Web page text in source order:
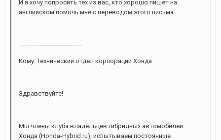
И я хочу попросить тех из вас, кто хорошо пишет на
английском помочь мне с переводом этого письма:
--------------------------------
Кому: Технический отдел корпорации Хонда
Здравствуйте!
Мы члены клуба владельцев гибридных автомобилей
Хонда (Honda-Hybrid.ru), испытываем постоянные